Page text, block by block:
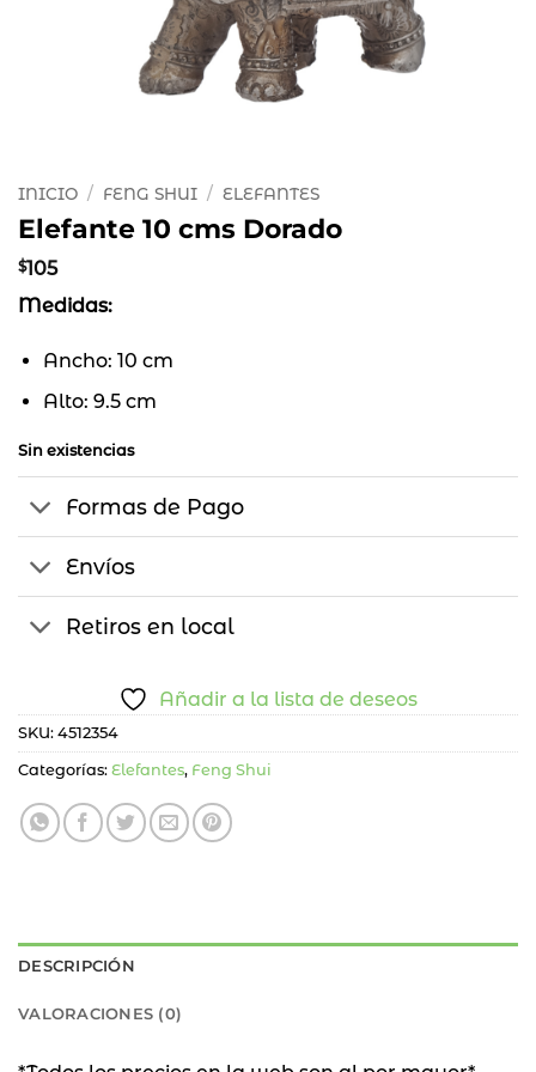
INICIO / FENG SHUI / ELEFANTES
Elefante 10 cms Dorado
$105
Medidas:
Ancho: 10 cm
Alto: 9.5 cm
Sin existencias
Formas de Pago
Envíos
Retiros en local
Añadir a la lista de deseos
SKU: 4512354
Categorías: Elefantes, Feng Shui
DESCRIPCIÓN
VALORACIONES (0)